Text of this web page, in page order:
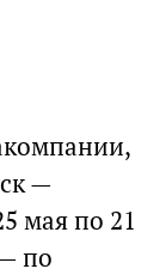
—
мая по 21
по